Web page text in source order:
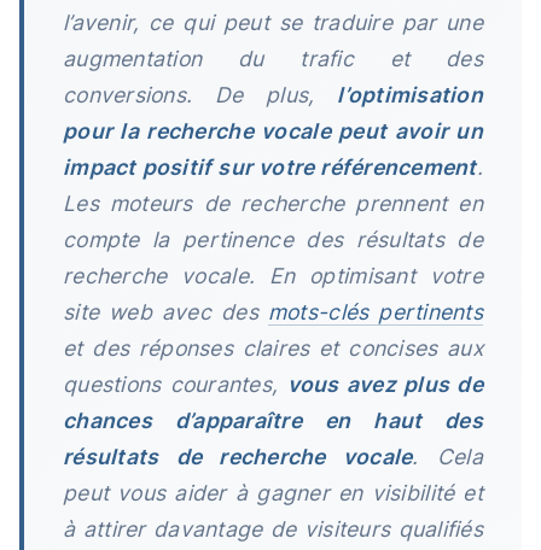
l’avenir, ce qui peut se traduire par une
augmentation du trafic et des
conversions. De plus, l’optimisation
pour la recherche vocale peut avoir un
impact positif sur votre référencement.
Les moteurs de recherche prennent en
compte la pertinence des résultats de
recherche vocale. En optimisant votre
site web avec des mots-clés pertinents
et des réponses claires et concises aux
questions courantes, vous avez plus de
chances d’apparaître en haut des
résultats de recherche vocale. Cela
peut vous aider à gagner en visibilité et
à attirer davantage de visiteurs qualifiés